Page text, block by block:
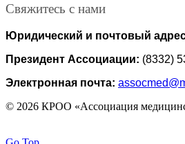
Свяжитесь с нами
Юридический и почтовый
Президент Ассоциации: (8332)
Электронная почта:
© 2026 КРОО «Ассоциация